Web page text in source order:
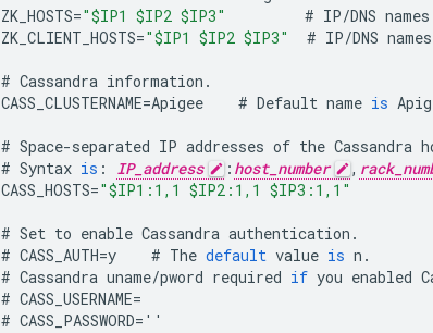
ZK_HOSTS="$IP1 $IP2 $IP3" # IP/DNS names
ZK_CLIENT_HOSTS="$IP1 $IP2 $IP3" # IP/DNS names
# Cassandra information .
CASS_CLUSTERNAME=Apigee # Default name is
# Space-separated IP addresses of the Cassandra
# Syntax is : IP_address : host_number ,
CASS_HOSTS="$IP1:1,1 $IP2:1,1 $IP3:1,1"
# Set to enable Cassandra authentication .
# CASS_AUTH=y # The default value is n .
# Cassandra uname/pword required if you enabled
# CASS_USERNAME=
# CASS_PASSWORD= ''